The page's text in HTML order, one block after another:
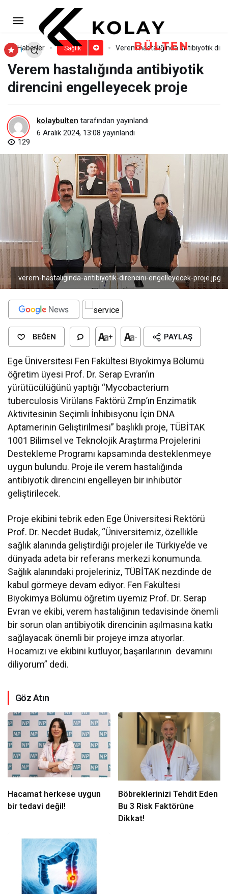
Haberler Sağlık Verem hastalığında antibiyotik
Verem hastalığında antibiyotik
direncini engelleyecek proje
kolaybulten tarafından yayınlandı
6 Aralık 2024, 13:08 yayınlandı
129
verem-hastaliginda-antibiyotik-direncini-engelleyecek-proje.jpg
BEĞEN + - PAYLAŞ
Ege Üniversitesi Fen Fakültesi Biyokimya Bölümü
öğretim üyesi Prof. Dr. Serap Evran’ın
yürütücülüğünü yaptığı “Mycobacterium
tuberculosis Virülans Faktörü Zmp’ın Enzimatik
Aktivitesinin Seçimli İnhibisyonu İçin DNA
Aptamerinin Geliştirilmesi” başlıklı proje, TÜBİTAK
1001 Bilimsel ve Teknolojik Araştırma Projelerini
Destekleme Programı kapsamında desteklenmeye
uygun bulundu. Proje ile verem hastalığında
antibiyotik direncini engelleyen bir inhibütör
geliştirilecek.
Proje ekibini tebrik eden Ege Üniversitesi Rektörü
Prof. Dr. Necdet Budak, “Üniversitemiz, özellikle
sağlık alanında geliştirdiği projeler ile Türkiye’de ve
dünyada adeta bir referans merkezi konumunda.
Sağlık alanındaki projeleriniz, TÜBİTAK nezdinde de
kabul görmeye devam ediyor. Fen Fakültesi
Biyokimya Bölümü öğretim üyemiz Prof. Dr. Serap
Evran ve ekibi, verem hastalığının tedavisinde önemli
bir sorun olan antibiyotik direncinin aşılmasına katkı
sağlayacak önemli bir projeye imza atıyorlar.
Hocamızı ve ekibini kutluyor, başarılarının devamını
diliyorum” dedi.
Göz Atın
Hacamat herkese uygun
bir tedavi değil!
Böbreklerinizi Tehdit Eden
Bu 3 Risk Faktörüne
Dikkat!
Ağrısız bir kanser tedavi süreci
mümkünYorum Yap Paylaş